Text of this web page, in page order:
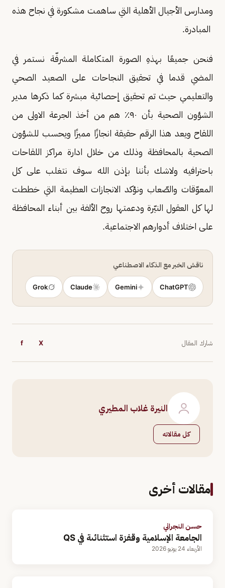
ومدارس الأجيال الأهلية التي ساهمت مشكورة في نجاح هذه
المبادرة.
فنحن جميعًا بهذهِ الصورة المتكاملة المشرفّة نستمر في
المضي قدما في تحقيق النجاحات على الصعيد الصحي
والتعليمي حيث تم تحقيق إحصائية مبشرة كما ذكرها مدير
الشؤون الصحية بأن ٩٠٪ هم من أخذ الجرعة الاولى من
اللقاح ويعد هذا الرقم حقيقة انجازًا مميزًا ويحسب للشؤون
الصحية بالمحافظة وذلك من خلال ادارة مراكز اللقاحات
باحترافيه ولاشك بأننا بإذن الله سوف نتغلب على كل
المعوّقات والصّعاب ونؤكد الانجازات العظيمة التي خططت
لها كل العقول النيّرة ودعمتها روح الألفة بين أبناء المحافظة
على اختلاف أدوارهم الاجتماعية.
ناقش الخبر مع الذكاء الاصطناعي
ChatGPT
Gemini
Claude
Grok
شارك المقال X
f
النيرة غلاب المطيري
كل مقالاته
مقالات أخرى
حسن النجراني
الجامعة الإسلامية وقفزة استثنائىة في QS
الأربعاء 24 يونيو 2026